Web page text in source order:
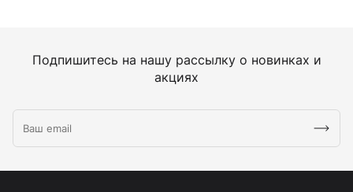
Подпишитесь на нашу рассылку о новинках и
акциях